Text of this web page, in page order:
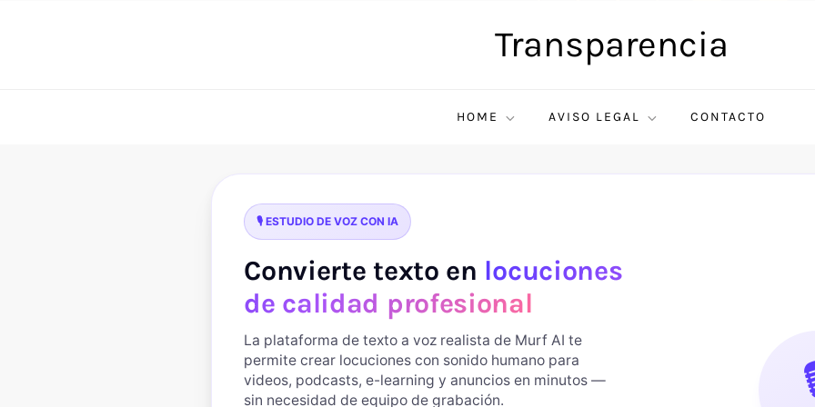
Transparencia
HOME AVISO LEGAL CONTACTO
🎙️ ESTUDIO DE VOZ CON IA
Convierte texto en locuciones
de calidad profesional
La plataforma de texto a voz realista de Murf AI te
permite crear locuciones con sonido humano para
videos, podcasts, e-learning y anuncios en minutos —
sin necesidad de equipo de grabación.